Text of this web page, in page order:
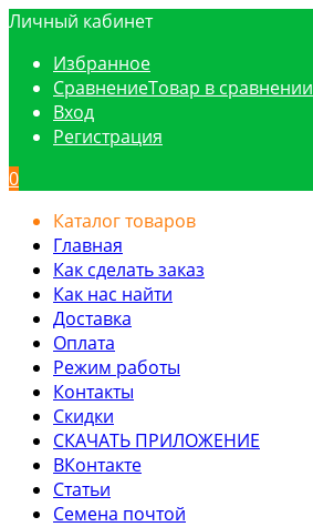
Личный кабинет
Избранное
СравнениеТовар в сравнении
Вход
Регистрация
0
Каталог товаров
Главная
Как сделать заказ
Как нас найти
Доставка
Оплата
Режим работы
Контакты
Скидки
СКАЧАТЬ ПРИЛОЖЕНИЕ
ВКонтакте
Статьи
Семена почтой